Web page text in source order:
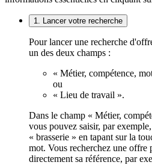
1. Lancer votre recherche
Pour lancer une recherche
un des deux champs :
« Métier, compétence,
ou
« Lieu de travail ».
Dans le champ « Métier,
vous pouvez saisir, par
« brasserie » en tapant sur la
mot. Vous recherchez une offre
directement sa référence, par